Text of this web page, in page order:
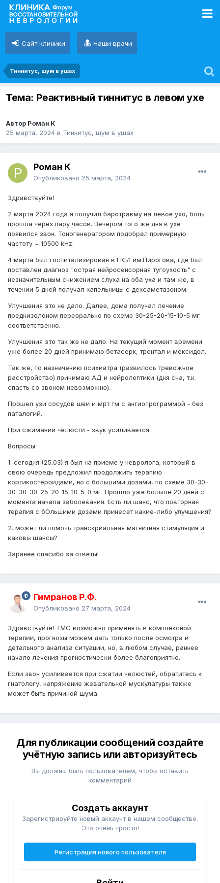
Сайт клиники Наши врачи
Тиннитус, шум в ушах
Тема: Реактивный тиннитус в левом ухе
Автор Роман К
25 марта, 2024 в Тиннитус, шум в ушах
Роман К
Опубликовано 25 марта, 2024
Здравствуйте!
2 марта 2024 года я получил баротравму на левое ухо, боль
прошла через пару часов. Вечером того же дня в ухе
появился звон. Тоногенератором подобрал примерную
частоту ~ 10500 kHz.
4 марта был госпитализирован в ГКБ1 им.Пирогова, где был
поставлен диагноз "острая нейросенсорная тугоухость" с
незначительным снижением слуха на оба уха и там же, в
течении 5 дней получал капельницы с дексаметазоном.
Улучшения это не дало. Далее, дома получал лечение
преднизолоном переорально по схеме 30-25-20-15-10-5 мг
соответственно.
Улучшения это так же не дало. На текущий момент времени
уже более 20 дней принимаю бетасерк, трентал и мексидол.
Так же, по назначению психиатра (развилось тревожное
расстройство) принимаю АД и нейролептики (дня сна, т.к.
спасть со звоном невозможно).
Прошел узи сосудов шеи и мрт гм с ангиопрограммой - без
паталогий.
При сжимании челюсти - звук усиливается.
Вопросы:
1. сегодня (25.03) я был на приеме у невролога, который в
свою очередь предложил продолжить терапию
кортикостероидами, но с большими дозами, по схеме 30-30-
30-30-30-25-20-15-10-5-0 мг. Прошло уже больше 20 дней с
момента начала заболевания. Есть ли шанс, что повторная
терапия с бОльшими дозами принесет какие-либо улучшения?
2. может ли помочь транскриальная магнитная стимуляция и
каковы шансы?
Заранее спасибо за ответы!
Гимранов Р.Ф.
Опубликовано 27 марта, 2024
Здравствуйте! ТМС возможно применять в комплексной
терапии, прогнозы можем дать только после осмотра и
детального анализа ситуации, но, в любом случае, раннее
начало лечения прогностически более благоприятно.
Если звон усиливается при сжатии челюстей, обратитесь к
гнатологу, напряжение жевательной мускулатуры также
может быть причиной шума.
Для публикации сообщений создайте
учётную запись или авторизуйтесь
Вы должны быть пользователем, чтобы оставить
комментарий
Создать аккаунт
Зарегистрируйте новый аккаунт в нашем сообществе.
Это очень просто!
Регистрация нового пользователя